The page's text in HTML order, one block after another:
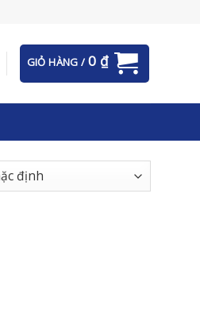
GIỎ HÀNG / 0 ₫